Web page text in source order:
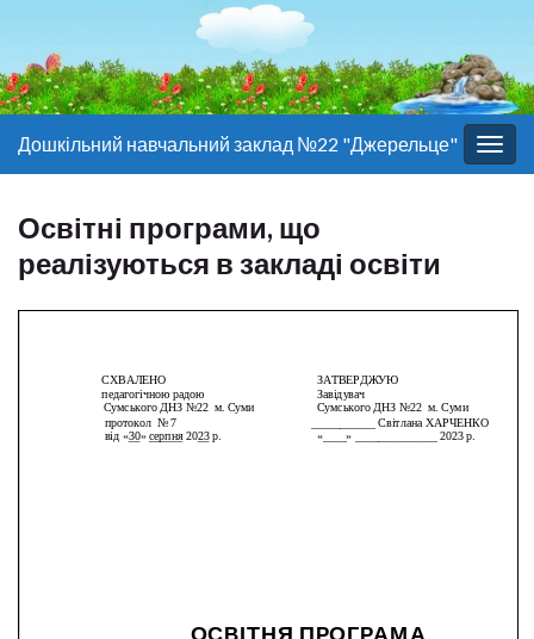
Дошкільний навчальний заклад №22 "Джерельце"
Освітні програми, що
реалізуються в закладі освіти